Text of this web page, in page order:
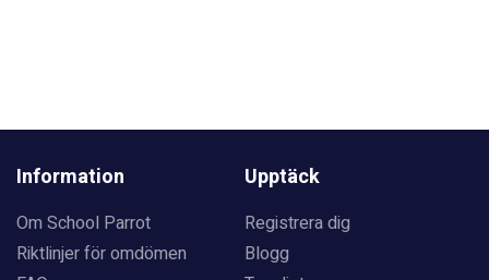
Information
Om School Parrot
Riktlinjer för omdömen
Upptäck
Registrera dig
Blogg